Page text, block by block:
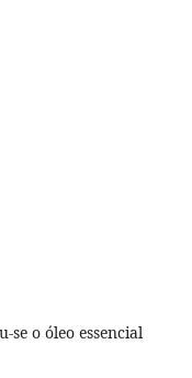
se o óleo essencial